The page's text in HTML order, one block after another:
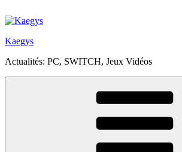
au
principal
Kaegys
Actualités: PC, SWITCH, Jeux Vidéos